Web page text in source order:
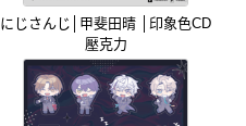
にじさんじ│甲斐田晴 │印象色CD
壓克力